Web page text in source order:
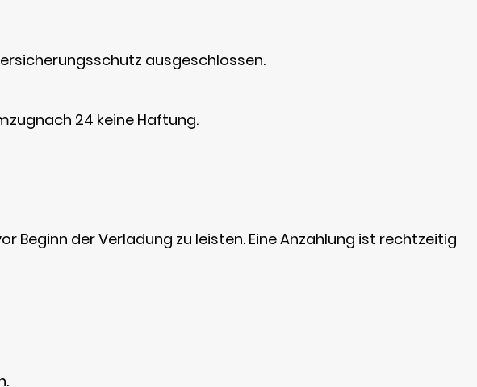
ausgeschlossen.
24 keine Haftung.
Beginn der Verladung zu leisten. Eine Anzahlung ist rechtzeitig